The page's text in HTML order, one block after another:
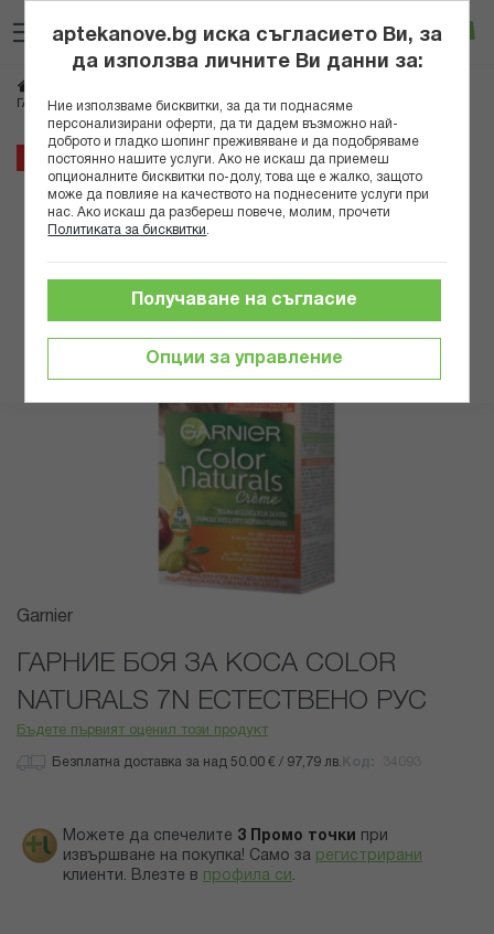
към
съдържанието
Вход
ГАРНИЕ БОЯ ЗА КОСА COLOR NATURALS 7N естествено рус
8%
Преминете
края
Преминете
началото
галерия
със
Garnier
ГАРНИЕ БОЯ ЗА КОСА COLOR
NATURALS 7N ЕСТЕСТВЕНО РУС
Бъдете първият оценил този продукт
Безплатна доставка за над 50.00 € / 97,79 лв.
Можете да спечелите 3 Промо точки
при
извършване на покупка! Само за регистрирани
клиенти. Влезте в профила си .
aptekanove.bg иска съгласието Ви, за
да използва личните Ви данни за:
Ние използваме бисквитки, за да ти поднасяме
персонализирани оферти, да ти дадем възможно най-
доброто и гладко шопинг преживяване и да подобряваме
постоянно нашите услуги. Ако не искаш да приемеш
опционалните бисквитки по-долу, това ще е жалко, защото
може да повлияе на качеството на поднесените услуги при
нас. Ако искаш да разбереш повече, молим, прочети
Политиката за бисквитки
Опции за управление
Получаване на съгласие